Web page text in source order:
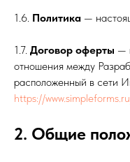
1.6. Политика —
1.7. Договор оферты —
отношения между
расположенный в сети
https://
2. Общие